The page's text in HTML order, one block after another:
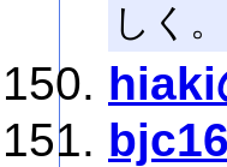
しく。
hiaki